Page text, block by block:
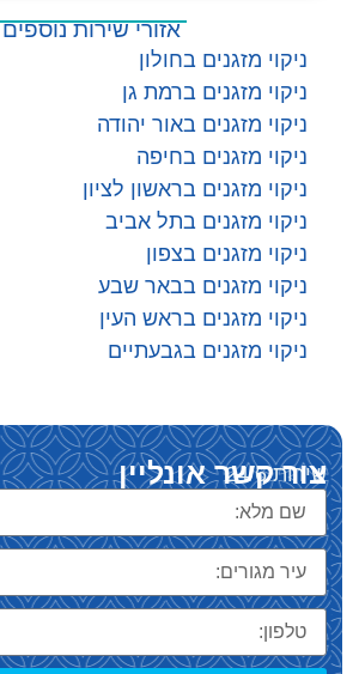
ניקוי מזגנים בחולון
ניקוי מזגנים ברמת גן
ניקוי מזגנים באור יהודה
ניקוי מזגנים בחיפה
ניקוי מזגנים בראשון לציון
ניקוי מזגנים בתל אביב
ניקוי מזגנים בצפון
ניקוי מזגנים בבאר שבע
ניקוי מזגנים בראש העין
ניקוי מזגנים בגבעתיים
אזורי שירות נוספים
שירות 24/6
צור קשר אונליין